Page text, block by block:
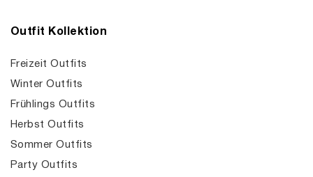
Outfit Kollektion
Freizeit Outfits
Winter Outfits
Frühlings Outfits
Herbst Outfits
Sommer Outfits
Party Outfits